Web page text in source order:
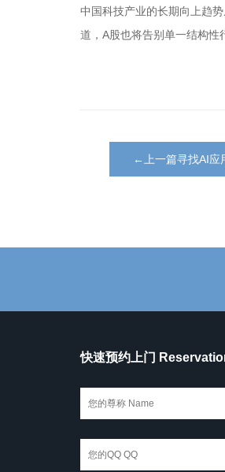
中国科技产业的长期向上趋
道，A股也将告别单一结构性
←上一篇寻找AI应
快速预约上门